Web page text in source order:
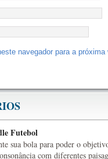
navegador para a próxima
Futebol
sua bola para poder o
com diferentes